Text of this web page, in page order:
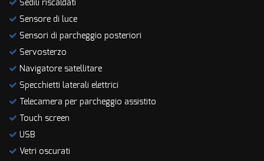
Sedili riscaldati
Sensore di luce
Sensori di parcheggio posteriori
Servosterzo
Navigatore satellitare
Specchietti laterali elettrici
Telecamera per parcheggio assistito
Touch screen
USB
Vetri oscurati